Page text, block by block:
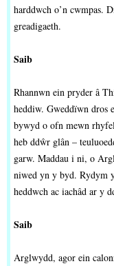
harddwch o’n cwmpas.
greadigaeth.
Saib
Rhannwn ein pryder â
heddiw. Gweddïwn dros
bywyd o ofn mewn
heb ddŵr glân –
garw. Maddau i ni, o
niwed yn y byd. Rydym
heddwch ac iachâd ar y
Saib
Arglwydd, agor ein